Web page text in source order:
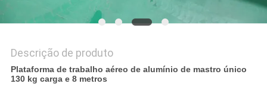
Descrição de produto
Plataforma de trabalho aéreo de alumínio de mastro único
130 kg carga e 8 metros